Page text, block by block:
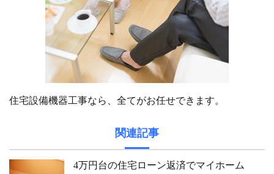
住宅設備機器工事なら、全てがお任せできます。
関連記事
4万円台の住宅ローン返済でマイホーム